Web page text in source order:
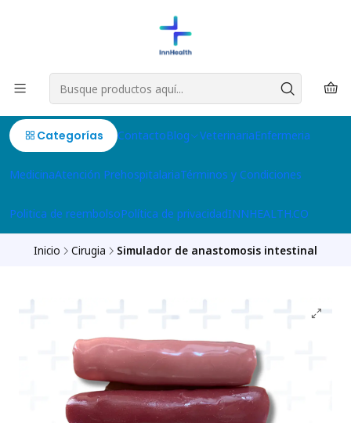
Categorías ContactoBlog VeterinariaEnfermeria
MedicinaAtención PrehospitalariaTérminos y Condiciones
Politica de reembolsoPolítica de privacidadINNHEALTH.CO
Inicio Cirugia Simulador de anastomosis intestinal